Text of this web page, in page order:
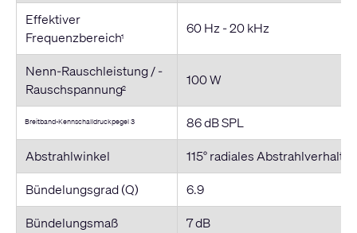
Effektiver
Frequenzbereich1 60 Hz - 20 kHz
Nenn-Rauschleistung / -
Rauschspannung2 100 W
Breitband-Kennschalldruckpegel 3
86 dB SPL
Abstrahlwinkel
115° radiales
Bündelungsgrad (Q)
6.9
Bündelungsmaß
7 dB